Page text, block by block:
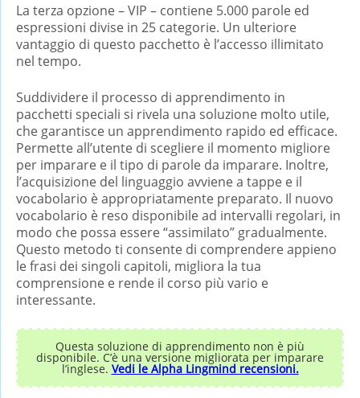
La terza opzione – VIP – contiene 5.000 parole ed
espressioni divise in 25 categorie. Un ulteriore
vantaggio di questo pacchetto è l’accesso illimitato
nel tempo.
Suddividere il processo di apprendimento in
pacchetti speciali si rivela una soluzione molto utile,
che garantisce un apprendimento rapido ed efficace.
Permette all’utente di scegliere il momento migliore
per imparare e il tipo di parole da imparare. Inoltre,
l’acquisizione del linguaggio avviene a tappe e il
vocabolario è appropriatamente preparato. Il nuovo
vocabolario è reso disponibile ad intervalli regolari, in
modo che possa essere “assimilato” gradualmente.
Questo metodo ti consente di comprendere appieno
le frasi dei singoli capitoli, migliora la tua
comprensione e rende il corso più vario e
interessante.
Questa soluzione di apprendimento non è più
disponibile. C’è una versione migliorata per imparare
l’inglese. Vedi le Alpha Lingmind recensioni.